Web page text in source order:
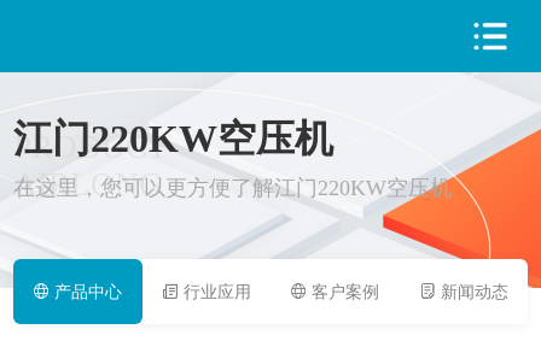
PRODUCT
AIRLONG
江门220KW空压机
在这里，您可以更方便了解江门220KW空压机
产品中心 行业应用 客户案例 新闻动态